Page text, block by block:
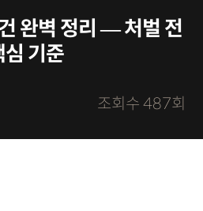
완벽 정리 — 처벌 전
심 기준
조회수 487회